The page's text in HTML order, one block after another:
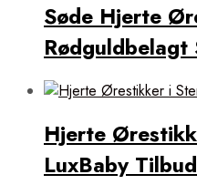
Søde Hjerte
Rødguldbelagt
Hjerte
LuxBaby